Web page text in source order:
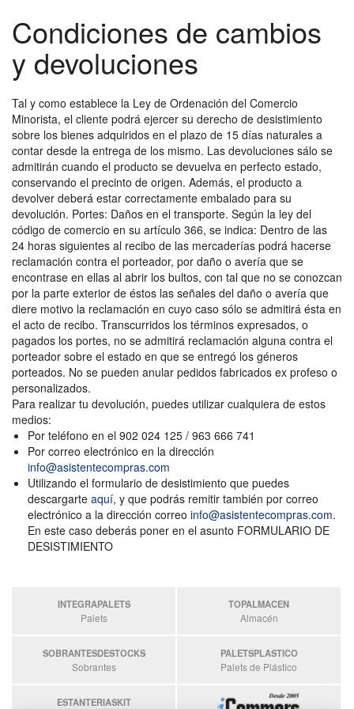
Condiciones de cambios
y devoluciones
Tal y como establece la Ley de Ordenación del Comercio
Minorista, el cliente podrá ejercer su derecho de desistimiento
sobre los bienes adquiridos en el plazo de 15 días naturales a
contar desde la entrega de los mismo. Las devoluciones sálo se
admitirán cuando el producto se devuelva en perfecto estado,
conservando el precinto de origen. Además, el producto a
devolver deberá estar correctamente embalado para su
devolución. Portes: Daños en el transporte. Según la ley del
código de comercio en su artículo 366, se indica: Dentro de las
24 horas siguientes al recibo de las mercaderías podrá hacerse
reclamación contra el porteador, por daño o avería que se
encontrase en ellas al abrir los bultos, con tal que no se conozcan
por la parte exterior de éstos las señales del daño o avería que
diere motivo la reclamación en cuyo caso sólo se admitirá ésta en
el acto de recibo. Transcurridos los términos expresados, o
pagados los portes, no se admitirá reclamación alguna contra el
porteador sobre el estado en que se entregó los géneros
porteados. No se pueden anular pedidos fabricados ex profeso o
personalizados.
Para realizar tu devolución, puedes utilizar cualquiera de estos
medios:
Por teléfono en el 902 024 125 / 963 666 741
Por correo electrónico en la dirección
info@asistentecompras.com
Utilizando el formulario de desistimiento que puedes
descargarte aquí, y que podrás remitir también por correo
electrónico a la dirección correo info@asistentecompras.com.
En este caso deberás poner en el asunto FORMULARIO DE
DESISTIMIENTO
INTEGRAPALETS
Palets
TOPALMACEN
Almacén
SOBRANTESDESTOCKS
Sobrantes
PALETSPLASTICO
Palets de Plástico
ESTANTERIASKIT